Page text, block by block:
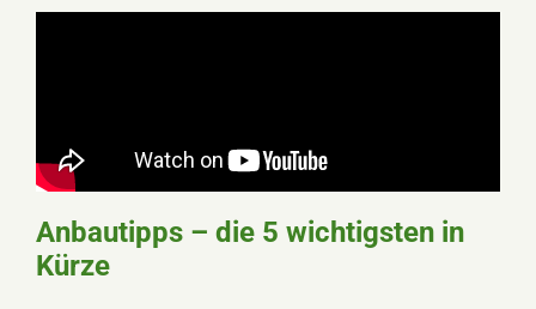
Anbautipps – die 5 wichtigsten in
Kürze